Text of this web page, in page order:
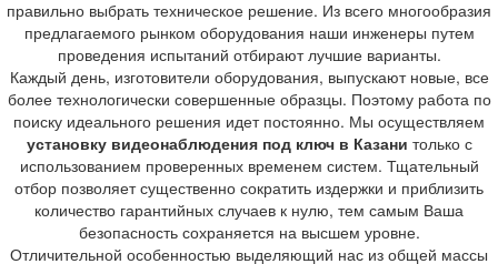
правильно выбрать техническое решение. Из всего многообразия
предлагаемого рынком оборудования наши инженеры путем
проведения испытаний отбирают лучшие варианты.
Каждый день, изготовители оборудования, выпускают новые, все
более технологически совершенные образцы. Поэтому работа по
поиску идеального решения идет постоянно. Мы осуществляем
установку видеонаблюдения под ключ в Казани только с
использованием проверенных временем систем. Тщательный
отбор позволяет существенно сократить издержки и приблизить
количество гарантийных случаев к нулю, тем самым Ваша
безопасность сохраняется на высшем уровне.
Отличительной особенностью выделяющий нас из общей массы